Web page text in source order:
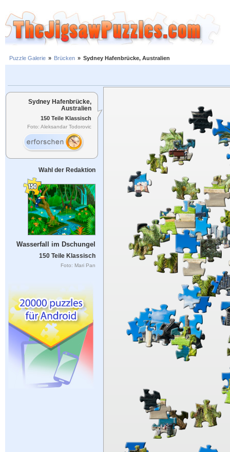
Puzzle Galerie » Brücken » Sydney Hafenbrücke, Australien
Sydney Hafenbrücke,
Australien
150 Teile Klassisch
Foto: Aleksandar Todorovic
Wahl der Redaktion
Wasserfall im Dschungel
150 Teile Klassisch
Foto: Mari Pan